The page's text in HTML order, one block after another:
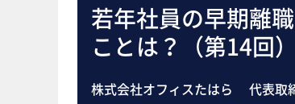
若年社員の早期離
ことは？（第14回）
株式会社オフィスたはら 代表